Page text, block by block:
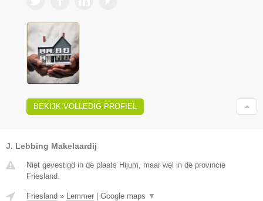
BEKIJK VOLLEDIG PROFIEL
J. Lebbing Makelaardij
Niet gevestigd in de plaats Hijum, maar wel in de provincie
Friesland.
Friesland » Lemmer Google maps ▼